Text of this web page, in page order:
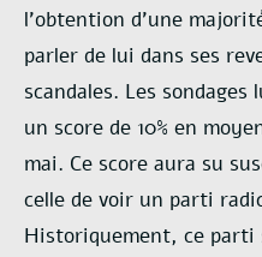
l’obtention d’une
parler de lui dans ses
scandales. Les
un score de 10% en
mai. Ce score aura su
celle de voir un parti
Historiquement, ce parti